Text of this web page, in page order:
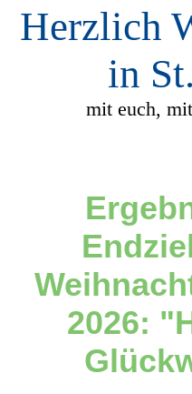
Herzlich
in
mit euch,
2026: